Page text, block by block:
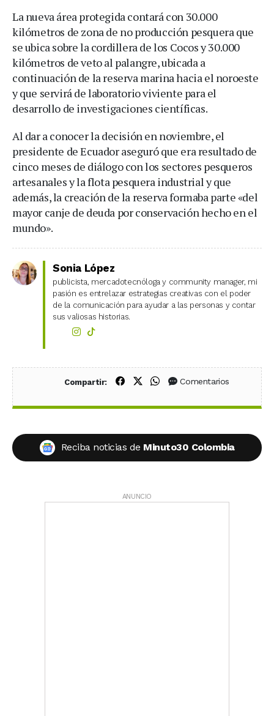
La nueva área protegida contará con 30.000
kilómetros de zona de no producción pesquera que
se ubica sobre la cordillera de los Cocos y 30.000
kilómetros de veto al palangre, ubicada a
continuación de la reserva marina hacia el noroeste
y que servirá de laboratorio viviente para el
desarrollo de investigaciones científicas.
Al dar a conocer la decisión en noviembre, el
presidente de Ecuador aseguró que era resultado de
cinco meses de diálogo con los sectores pesqueros
artesanales y la flota pesquera industrial y que
además, la creación de la reserva formaba parte «del
mayor canje de deuda por conservación hecho en el
mundo».
Sonia López
publicista, mercadotecnóloga y community manager, mi
pasión es entrelazar estrategias creativas con el poder
de la comunicación para ayudar a las personas y contar
sus valiosas historias.
Compartir: Compartir en Facebook
Compartir en X (Twitter)
Compartir en WhatsApp
Comentarios
Reciba noticias de Minuto30 Colombia
ANUNCIO